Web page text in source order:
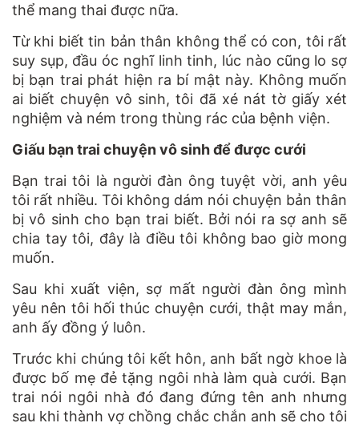
thể mang thai được nữa.
Từ khi biết tin bản thân không thể có con, tôi rất
suy sụp, đầu óc nghĩ linh tinh, lúc nào cũng lo sợ
bị bạn trai phát hiện ra bí mật này. Không muốn
ai biết chuyện vô sinh, tôi đã xé nát tờ giấy xét
nghiệm và ném trong thùng rác của bệnh viện.
Giấu bạn trai chuyện vô sinh để được cưới
Bạn trai tôi là người đàn ông tuyệt vời, anh yêu
tôi rất nhiều. Tôi không dám nói chuyện bản thân
bị vô sinh cho bạn trai biết. Bởi nói ra sợ anh sẽ
chia tay tôi, đây là điều tôi không bao giờ mong
muốn.
Sau khi xuất viện, sợ mất người đàn ông mình
yêu nên tôi hối thúc chuyện cưới, thật may mắn,
anh ấy đồng ý luôn.
Trước khi chúng tôi kết hôn, anh bất ngờ khoe là
được bố mẹ đẻ tặng ngôi nhà làm quà cưới. Bạn
trai nói ngôi nhà đó đang đứng tên anh nhưng
sau khi thành vợ chồng chắc chắn anh sẽ cho tôi